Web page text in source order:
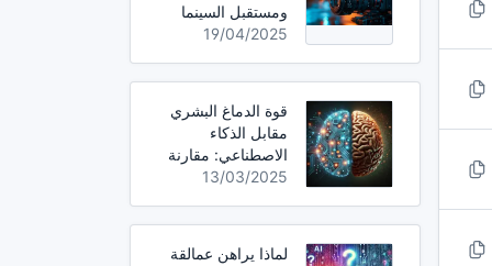
ومستقبل السينما
19/04/2025
قوة الدماغ البشري
مقابل الذكاء
الاصطناعي: مقارنة
13/03/2025
لماذا يراهن عمالقة